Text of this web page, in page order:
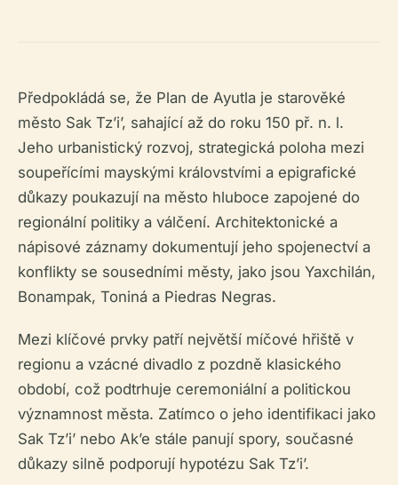
Předpokládá se, že Plan de Ayutla je starověké
město Sak Tzʼiʼ, sahající až do roku 150 př. n. l.
Jeho urbanistický rozvoj, strategická poloha mezi
soupeřícími mayskými královstvími a epigrafické
důkazy poukazují na město hluboce zapojené do
regionální politiky a válčení. Architektonické a
nápisové záznamy dokumentují jeho spojenectví a
konflikty se sousedními městy, jako jsou Yaxchilán,
Bonampak, Toniná a Piedras Negras.
Mezi klíčové prvky patří největší míčové hřiště v
regionu a vzácné divadlo z pozdně klasického
období, což podtrhuje ceremoniální a politickou
významnost města. Zatímco o jeho identifikaci jako
Sak Tz’i’ nebo Akʼe stále panují spory, současné
důkazy silně podporují hypotézu Sak Tz’i’.